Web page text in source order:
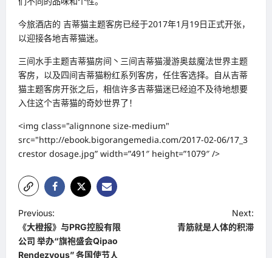
今旅酒店的 吉蒂猫主题客房已经于2017年1月19日正式开张，
以迎接各地吉蒂猫迷。
三间水手主题吉蒂猫房间丶三间吉蒂猫漫游奥兹魔法世界主题
客房，以及四间吉蒂猫粉红系列客房，任住客选择。自从吉蒂
猫主题客房开张之后，相信许多吉蒂猫迷已经迫不及待地想要
入住这个吉蒂猫的奇妙世界了！
<img class="alignnone size-medium"
src="http://ebook.bigorangemedia.com/2017-02-06/17_3
crestor dosage.jpg” width=”491″ height=”1079″ />
P
o
s
Previous:
《大橙报》与PRG控股有限
公司 举办“旗袍盛会Qipao
Rendezvous” 各国使节人
Next:
青筋就是人体的积滞